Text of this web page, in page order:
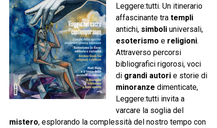
Leggere:tutti. Un itinerario
affascinante tra templi
antichi, simboliuniversali,
esoterismo e religioni.
Attraverso percorsi
bibliografici rigorosi, voci
di grandi autorie storie di
minoranze dimenticate,
Leggere:tutti invita a
varcare la soglia del
mistero, esplorando la complessità del nostro tempo con